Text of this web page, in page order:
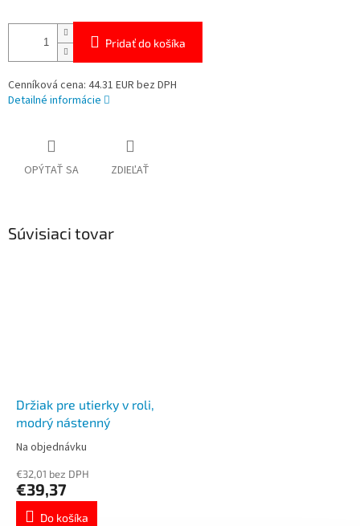
Pridať do košíka
Cenníková cena: 44.31 EUR bez DPH
Detailné informácie
OPÝTAŤ SA ZDIEĽAŤ
Súvisiaci tovar
Držiak pre utierky v roli,
modrý nástenný
Na objednávku
€32,01 bez DPH
€39,37
Do košíka